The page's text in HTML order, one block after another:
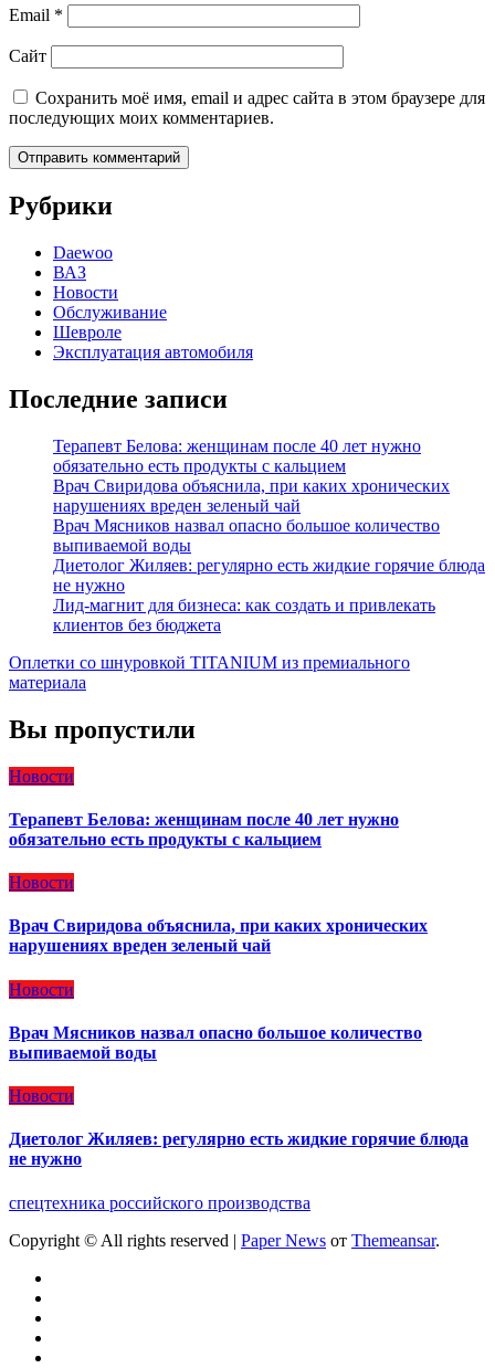
Email *
Сайт
Сохранить моё имя, email и адрес сайта в этом браузере для
последующих моих комментариев.
Рубрики
Daewoo
ВАЗ
Новости
Обслуживание
Шевроле
Эксплуатация автомобиля
Последние записи
Терапевт Белова: женщинам после 40 лет нужно
обязательно есть продукты с кальцием
Врач Свиридова объяснила, при каких хронических
нарушениях вреден зеленый чай
Врач Мясников назвал опасно большое количество
выпиваемой воды
Диетолог Жиляев: регулярно есть жидкие горячие блюда
не нужно
Лид-магнит для бизнеса: как создать и привлекать
клиентов без бюджета
Оплетки со шнуровкой TITANIUM из премиального
материала
Вы пропустили
Новости
Терапевт Белова: женщинам после 40 лет нужно
обязательно есть продукты с кальцием
Новости
Врач Свиридова объяснила, при каких хронических
нарушениях вреден зеленый чай
Новости
Врач Мясников назвал опасно большое количество
выпиваемой воды
Новости
Диетолог Жиляев: регулярно есть жидкие горячие блюда
не нужно
спецтехника российского производства
Copyright © All rights reserved | Paper News от Themeansar.